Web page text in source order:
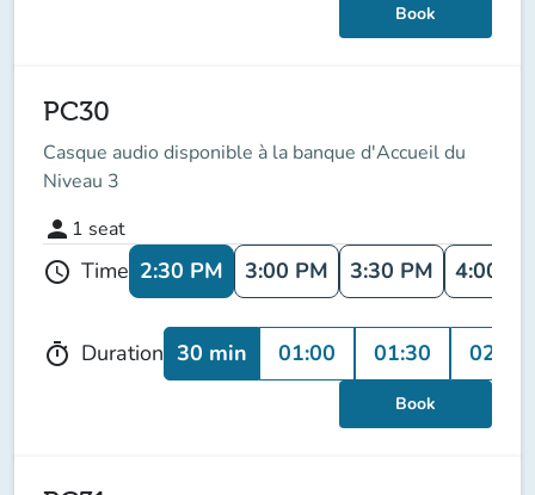
Book
PC30
Casque audio disponible à la banque d'Accueil du
Niveau 3
person 1 seat
schedule Time 2:30 PM 3:00 PM 3:30 PM 4:00
timer Duration 30 min 01:00 01:30 02:00
Book